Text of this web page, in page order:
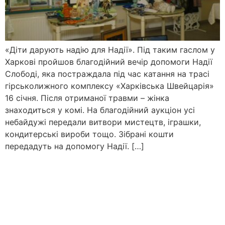
«Діти дарують надію для Надії». Під таким гаслом у
Харкові пройшов благодійний вечір допомоги Надії
Слободі, яка постраждала під час катання на трасі
гірськолижного комплексу «Харківська Швейцарія»
16 січня. Після отриманої травми – жінка
знаходиться у комі. На благодійний аукціон усі
небайдужі передали витвори мистецтв, іграшки,
кондитерські вироби тощо. Зібрані кошти
передадуть на допомогу Надії. […]